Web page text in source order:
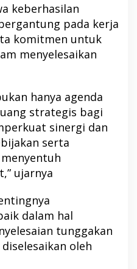
keberhasilan
pada kerja
komitmen untuk
menyelesaikan
hanya agenda
strategis bagi
sinergi dan
serta
ujarnya
dalam hal
tunggakan
oleh